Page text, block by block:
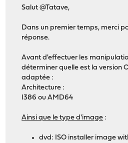
Salut @Tatave,
Dans un premier temps, merci
réponse.
Avant d'effectuer les
déterminer quelle est la version
adaptée :
Architecture :
I386 ou AMD64
Ainsi que le type d'image :
dvd: ISO installer image